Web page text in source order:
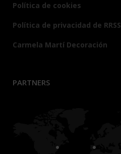
Política de cookies
Política de privacidad de RRSS
Carmela Martí Decoración
PARTNERS